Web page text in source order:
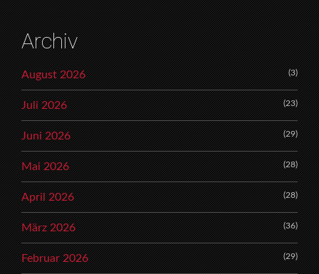
Archiv
August 2026 (3)
Juli 2026 (23)
Juni 2026 (29)
Mai 2026 (28)
April 2026 (28)
März 2026 (36)
Februar 2026 (29)